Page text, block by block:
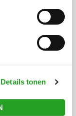
Details tonen
3e